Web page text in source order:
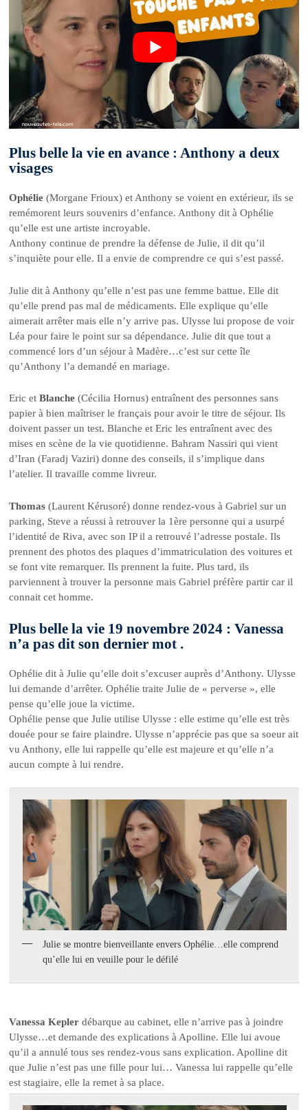
Plus belle la vie en avance : Anthony a deux
visages
Ophélie (Morgane Frioux) et Anthony se voient en extérieur, ils se
remémorent leurs souvenirs d’enfance. Anthony dit à Ophélie
qu’elle est une artiste incroyable.
Anthony continue de prendre la défense de Julie, il dit qu’il
s’inquiète pour elle. Il a envie de comprendre ce qui s’est passé.
Julie dit à Anthony qu’elle n’est pas une femme battue. Elle dit
qu’elle prend pas mal de médicaments. Elle explique qu’elle
aimerait arrêter mais elle n’y arrive pas. Ulysse lui propose de voir
Léa pour faire le point sur sa dépendance. Julie dit que tout a
commencé lors d’un séjour à Madère…c’est sur cette île
qu’Anthony l’a demandé en mariage.
Eric et Blanche(Cécilia Hornus) entraînent des personnes sans
papier à bien maîtriser le français pour avoir le titre de séjour. Ils
doivent passer un test. Blanche et Eric les entraînent avec des
mises en scène de la vie quotidienne. Bahram Nassiri qui vient
d’Iran (Faradj Vaziri) donne des conseils, il s’implique dans
l’atelier. Il travaille comme livreur.
Thomas(Laurent Kérusoré) donne rendez-vous à Gabriel sur un
parking, Steve a réussi à retrouver la 1ère personne qui a usurpé
l’identité de Riva, avec son IP il a retrouvé l’adresse postale. Ils
prennent des photos des plaques d’immatriculation des voitures et
se font vite remarquer. Ils prennent la fuite. Plus tard, ils
parviennent à trouver la personne mais Gabriel préfère partir car il
connait cet homme.
Plus belle la vie 19 novembre 2024 : Vanessa
n’a pas dit son dernier mot .
Ophélie dit à Julie qu’elle doit s’excuser auprès d’Anthony. Ulysse
lui demande d’arrêter. Ophélie traite Julie de « perverse », elle
pense qu’elle joue la victime.
Ophélie pense que Julie utilise Ulysse : elle estime qu’elle est très
douée pour se faire plaindre. Ulysse n’apprécie pas que sa soeur ait
vu Anthony, elle lui rappelle qu’elle est majeure et qu’elle n’a
aucun compte à lui rendre.
Julie se montre bienveillante envers Ophélie…elle comprend
qu’elle lui en veuille pour le défilé
Vanessa Kepler débarque au cabinet, elle n’arrive pas à joindre
Ulysse…et demande des explications à Apolline. Elle lui avoue
qu’il a annulé tous ses rendez-vous sans explication. Apolline dit
que Julie n’est pas une fille pour lui… Vanessa lui rappelle qu’elle
est stagiaire, elle la remet à sa place.